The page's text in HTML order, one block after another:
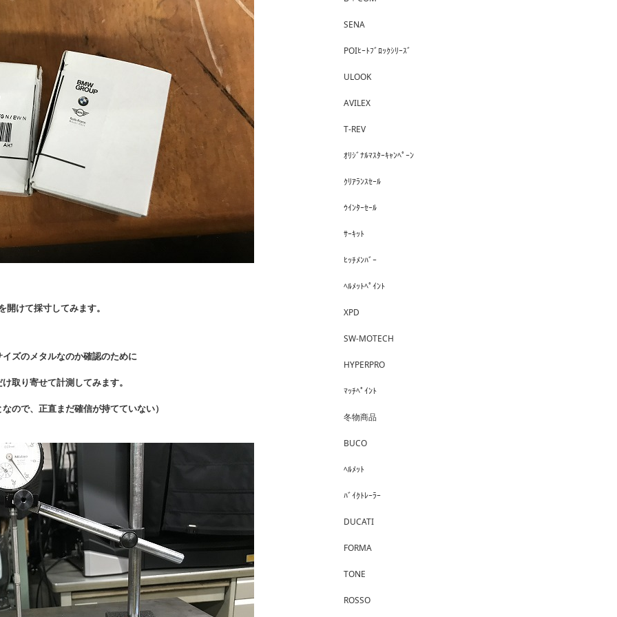
開けて採寸してみます。
ズのメタルなのか確認のために
取り寄せて計測してみます。
ので、正直まだ確信が持てていない）
SENA
POIﾋｰﾄﾌﾞﾛｯｸｼﾘｰｽﾞ
ULOOK
AVILEX
T-REV
ｵﾘｼﾞﾅﾙﾏｽﾀｰｷｬﾝﾍﾟｰﾝ
ｸﾘｱﾗﾝｽｾｰﾙ
ｳｲﾝﾀｰｾｰﾙ
ｻｰｷｯﾄ
ﾋｯﾁﾒﾝﾊﾞｰ
ﾍﾙﾒｯﾄﾍﾟｲﾝﾄ
XPD
SW-MOTECH
HYPERPRO
ﾏｯﾁﾍﾟｲﾝﾄ
冬物商品
BUCO
ﾍﾙﾒｯﾄ
ﾊﾞｲｸﾄﾚｰﾗｰ
DUCATI
FORMA
TONE
ROSSO